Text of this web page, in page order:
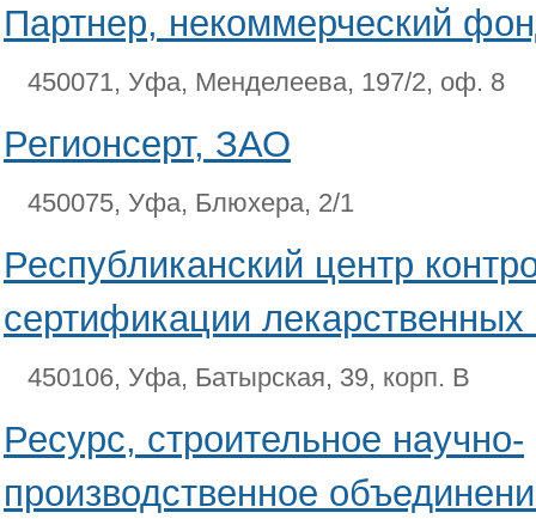
Партнер, некоммерческий
450071, Уфа, Менделеева, 197/2, оф. 8
Регионсерт, ЗАО
450075, Уфа, Блюхера, 2/1
Республиканский центр
сертификации
450106, Уфа, Батырская, 39, корп. В
Ресурс, строительное научно-
производственное